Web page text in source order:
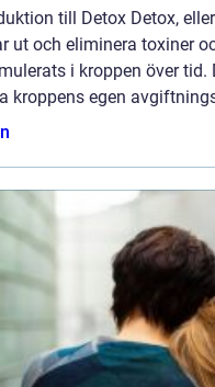
till Detox Detox,
ut och eliminera toxiner
i kroppen över
kroppens egen